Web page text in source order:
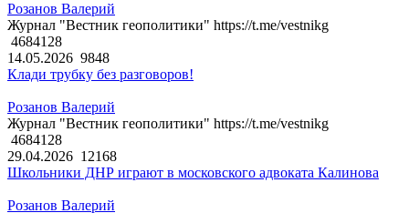
Розанов Валерий
Журнал "Вестник геополитики" https://t.me/vestnikg
4684128
14.05.2026 9848
Клади трубку без разговоров!
Розанов Валерий
Журнал "Вестник геополитики" https://t.me/vestnikg
4684128
29.04.2026 12168
Школьники ДНР играют в московского адвоката Калинова
Розанов Валерий